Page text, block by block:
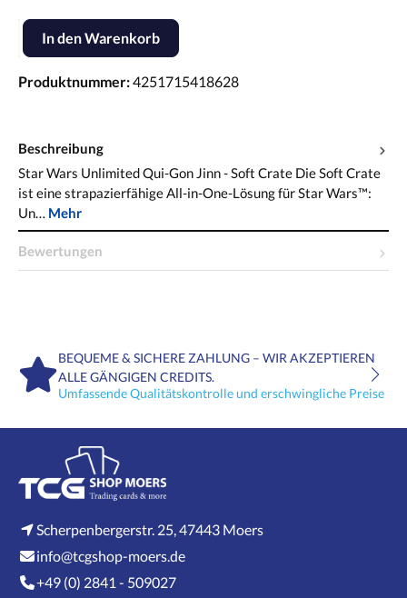
Produkt Anzahl: Gib den gewünschten Wert ein oder benutze die
In den Warenkorb
Produktnummer:4251715418628
Beschreibung
Star Wars Unlimited Qui-Gon Jinn - Soft Crate Die Soft Crate
ist eine strapazierfähige All-in-One-Lösung für Star Wars™:
Un… Mehr
Bewertungen
BEQUEME & SICHERE ZAHLUNG – WIR AKZEPTIEREN
ALLE GÄNGIGEN CREDITS.
Umfassende Qualitätskontrolle und erschwingliche Preise
Scherpenbergerstr. 25, 47443 Moers
info@tcgshop-moers.de
+49 (0) 2841 - 509027